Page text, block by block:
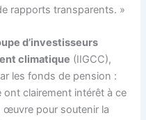
rapports transparents. »
d’investisseurs
climatique (IIGCC),
les fonds de pension :
ont clairement intérêt à ce
œuvre pour soutenir la